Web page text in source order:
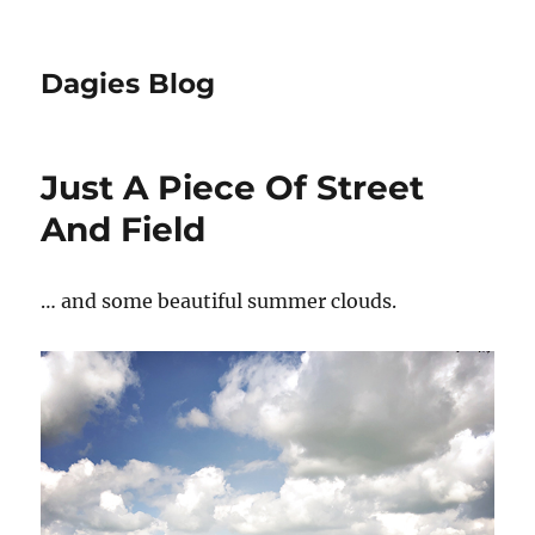
Dagies Blog
Just A Piece Of Street
And Field
… and some beautiful summer clouds.